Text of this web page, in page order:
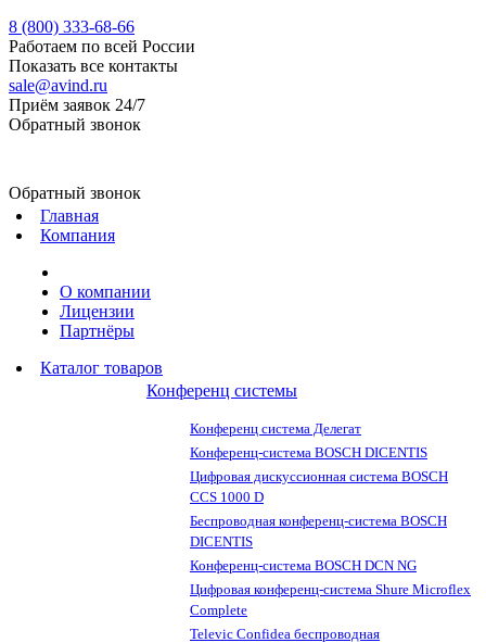
8 (800) 333-68-66
Работаем по всей России
Показать все контакты
sale@avind.ru
Приём заявок 24/7
Обратный звонок
Обратный звонок
Главная
Компания
О компании
Лицензии
Партнёры
Каталог товаров
Конференц системы
Конференц система Делегат
Конференц-система BOSCH DICENTIS
Цифровая дискуссионная система BOSCH
CCS 1000 D
Беспроводная конференц-система BOSCH
DICENTIS
Конференц-система BOSCH DCN NG
Цифровая конференц-система Shure Microflex
Complete
Televic Confidea беспроводная